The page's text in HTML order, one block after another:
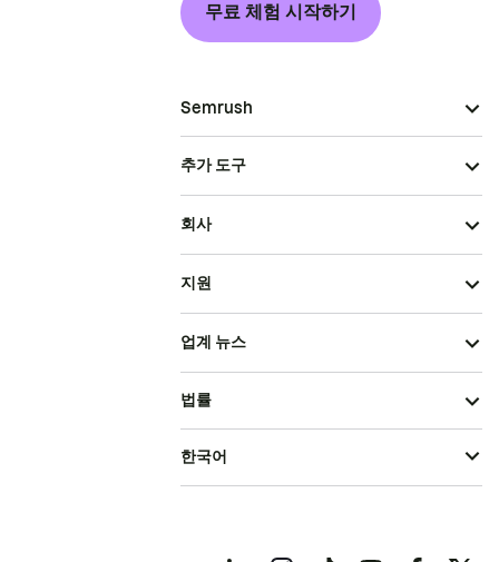
무료 체험 시작하기
Semrush
추가 도구
회사
지원
업계 뉴스
법률
한국어